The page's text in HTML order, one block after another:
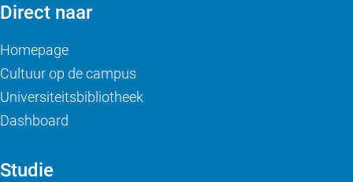
Direct naar
Homepage
Cultuur op de campus
Universiteitsbibliotheek
Dashboard
Studie